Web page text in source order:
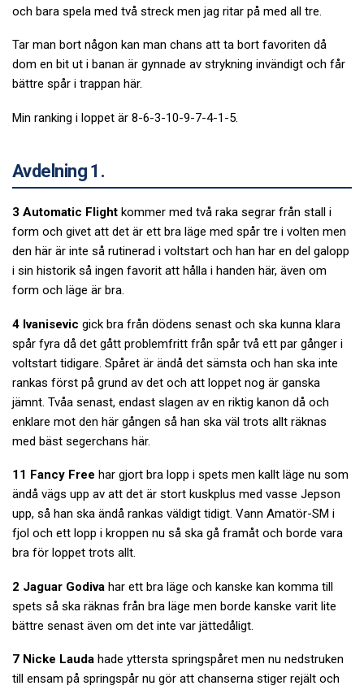
och bara spela med två streck men jag ritar på med all tre.
Tar man bort någon kan man chans att ta bort favoriten då
dom en bit ut i banan är gynnade av strykning invändigt och får
bättre spår i trappan här.
Min ranking i loppet är 8-6-3-10-9-7-4-1-5.
Avdelning 1.
3 Automatic Flight kommer med två raka segrar från stall i
form och givet att det är ett bra läge med spår tre i volten men
den här är inte så rutinerad i voltstart och han har en del galopp
i sin historik så ingen favorit att hålla i handen här, även om
form och läge är bra.
4 Ivanisevic gick bra från dödens senast och ska kunna klara
spår fyra då det gått problemfritt från spår två ett par gånger i
voltstart tidigare. Spåret är ändå det sämsta och han ska inte
rankas först på grund av det och att loppet nog är ganska
jämnt. Tvåa senast, endast slagen av en riktig kanon då och
enklare mot den här gången så han ska väl trots allt räknas
med bäst segerchans här.
11 Fancy Free har gjort bra lopp i spets men kallt läge nu som
ändå vägs upp av att det är stort kuskplus med vasse Jepson
upp, så han ska ändå rankas väldigt tidigt. Vann Amatör-SM i
fjol och ett lopp i kroppen nu så ska gå framåt och borde vara
bra för loppet trots allt.
2 Jaguar Godiva har ett bra läge och kanske kan komma till
spets så ska räknas från bra läge men borde kanske varit lite
bättre senast även om det inte var jättedåligt.
7 Nicke Lauda hade yttersta springspåret men nu nedstruken
till ensam på springspår nu gör att chanserna stiger rejält och